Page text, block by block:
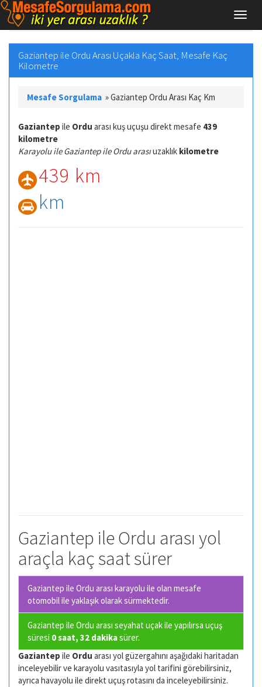
Gaziantep ile Ordu Arası Uçakla Kaç Saat, Mesafe Kaç
Kilometre
Mesafe Sorgulama »Gaziantep Ordu Arası Kaç Km
Gaziantep ile Ordu arası kuş uçuşu direkt mesafe 439
kilometre
Karayolu ile Gaziantep ile Ordu arasıuzaklık kilometre
439 km
km
Gaziantep ile Ordu arası yol
araçla kaç saat sürer
Gaziantep ile Ordu arası karayolu ile olan mesafe
otomobil ile yaklaşık olaraksürmektedir.
Gaziantep ile Ordu arası seyahat uçak ile yapılırsa uçuş
süresi 0 saat, 32 dakikasürer.
Gaziantep ile Ordu arası yol güzergahını aşağıdaki haritadan
inceleyebilir ve karayolu vasıtasıyla yol tarifini görebilirsiniz,
ayrıca havayolu ile direkt uçuş rotasını da inceleyebilirsiniz.